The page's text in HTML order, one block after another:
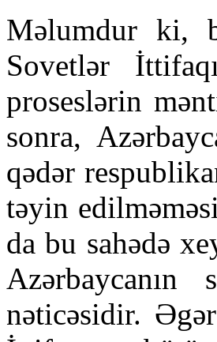
Məlumdur ki,
Sovetlər
proseslərin
sonra,
qədər
təyin
da bu sahədə
nəticəsidir.